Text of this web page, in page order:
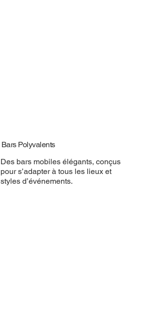
Bars Polyvalents
Des bars mobiles élégants, conçus
pour s’adapter à tous les lieux et
styles d’événements.